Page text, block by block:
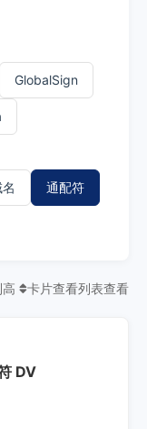
GlobalSign
通配符
卡片查看列表查看
DV